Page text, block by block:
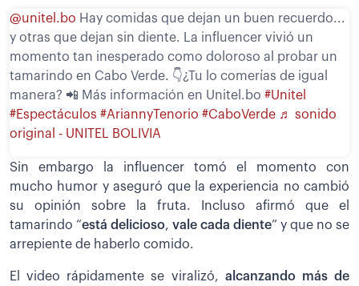
@unitel.bo Hay comidas que dejan un buen recuerdo...
y otras que dejan sin diente. La influencer vivió un
momento tan inesperado como doloroso al probar un
tamarindo en Cabo Verde. 👇¿Tu lo comerías de igual
manera? 📲 Más información en Unitel.bo #Unitel
#Espectáculos #AriannyTenorio #CaboVerde ♬ sonido
original - UNITEL BOLIVIA
Sin embargo la influencer tomó el momento con
mucho humor y aseguró que la experiencia no cambió
su opinión sobre la fruta. Incluso afirmó que el
tamarindo “está delicioso, vale cada diente” y que no se
arrepiente de haberlo comido.
El video rápidamente se viralizó, alcanzando más de